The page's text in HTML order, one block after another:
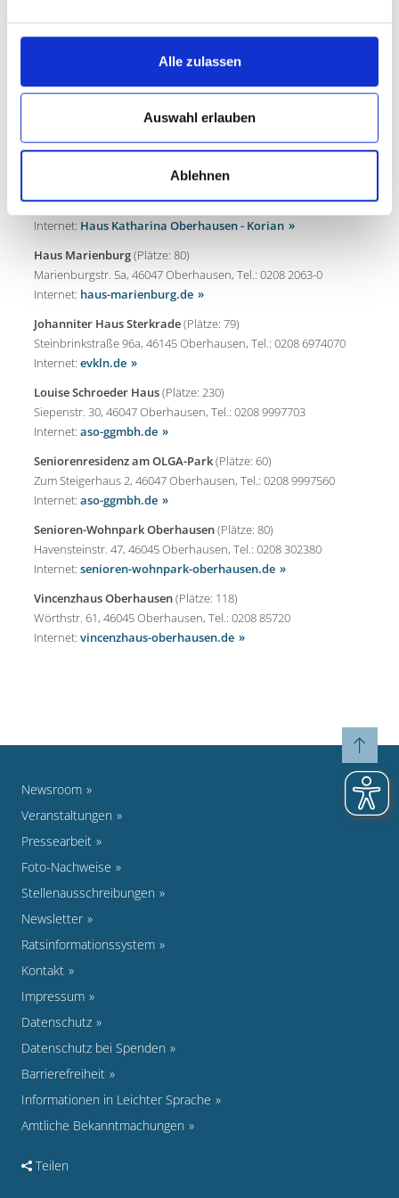
Alle zulassen
Auswahl erlauben
Ablehnen
Internet:hausgottesdank.de
Klaumer Bruch 2b, 46117 Oberhausen, Tel.: 0208 99884490
Internet:careaktiv-pflegeheime.de
(Plätze: 85)
Internet:
Haus Katharina - Junge Sonderpflege
Otto-Weddigen Straße 22, 46145 Oberhausen, Tel.: 0208 690760
Internet: Haus Katharina Oberhausen - Korian
Haus Marienburg(Plätze: 80)
Marienburgstr. 5a, 46047 Oberhausen, Tel.: 0208 2063-0
Internet: haus-marienburg.de
Johanniter Haus Sterkrade(Plätze: 79)
Steinbrinkstraße 96a, 46145 Oberhausen, Tel.: 0208 6974070
Internet: evkln.de
Louise Schroeder Haus(Plätze: 230)
Siepenstr. 30, 46047 Oberhausen, Tel.: 0208 9997703
Internet: aso-ggmbh.de
Seniorenresidenz am OLGA-Park(Plätze: 60)
Zum Steigerhaus 2, 46047 Oberhausen, Tel.: 0208 9997560
Internet: aso-ggmbh.de
Senioren-Wohnpark Oberhausen(Plätze: 80)
Havensteinstr. 47, 46045 Oberhausen, Tel.: 0208 302380
Internet: senioren-wohnpark-oberhausen.de
Vincenzhaus Oberhausen(Plätze: 118)
Wörthstr. 61, 46045 Oberhausen, Tel.: 0208 85720
Internet: vincenzhaus-oberhausen.de
Newsroom
Veranstaltungen
Pressearbeit
Foto-Nachweise
Stellenausschreibungen
Newsletter
Ratsinformationssystem
Kontakt
Impressum
Datenschutz
Datenschutz bei Spenden
Barrierefreiheit
Informationen in Leichter Sprache
Amtliche Bekanntmachungen
Teilen